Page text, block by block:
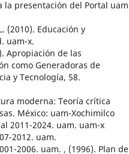
la presentación del Portal uam
(2010). Educación y
uam-x.
Apropiación de las
como Generadoras de
y Tecnología, 58.
moderna: Teoría crítica
México: uam-Xochimilco
2011-2024. uam. uam-x
2012. uam.
2006. uam. , (1996). Plan de